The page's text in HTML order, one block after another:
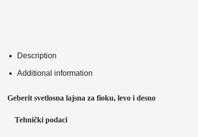
Description
Additional information
Geberit svetlosna lajsna za fioku, levo i desno
Tehnički podaci